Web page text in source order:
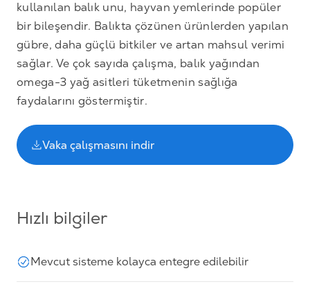
kullanılan balık unu, hayvan yemlerinde popüler
bir bileşendir. Balıkta çözünen ürünlerden yapılan
gübre, daha güçlü bitkiler ve artan mahsul verimi
sağlar. Ve çok sayıda çalışma, balık yağından
omega-3 yağ asitleri tüketmenin sağlığa
faydalarını göstermiştir.
Vaka çalışmasını indir
Hızlı bilgiler
Mevcut sisteme kolayca entegre edilebilir